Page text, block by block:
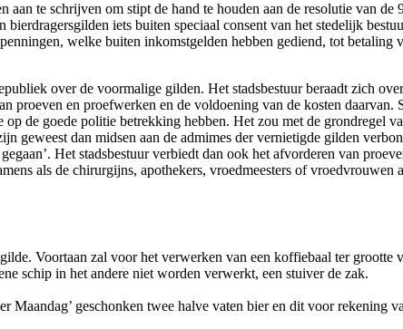
te schrijven om stipt de hand te houden aan de resolutie van
iets buiten speciaal consent van het stedelijk
welke buiten inkomstgelden hebben gediend, tot betaling
over de voormalige gilden. Het stadsbestuur beraadt zich
proeven en proefwerken en de voldoening van de kosten daarvan.
de goede politie betrekking hebben. Het zou met de grondregel
geweest dan midsen aan de admimes der vernietigde gilden
Het stadsbestuur verbiedt dan ook het afvorderen van
als de chirurgijns, apothekers, vroedmeesters of vroedvrouwen
Voortaan zal voor het verwerken van een koffiebaal ter grootte
schip in het andere niet worden verwerkt, een stuiver de zak.
geschonken twee halve vaten bier en dit voor rekening